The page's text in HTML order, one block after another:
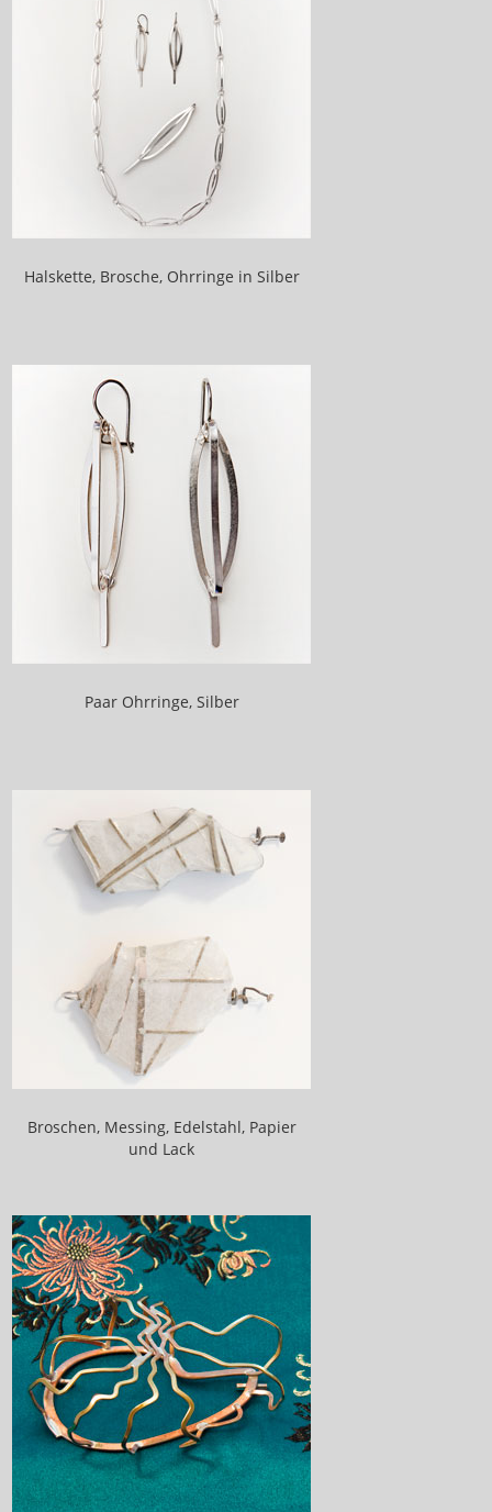
Halskette, Brosche, Ohrringe in Silber
Paar Ohrringe, Silber
Broschen, Messing, Edelstahl, Papier
und Lack